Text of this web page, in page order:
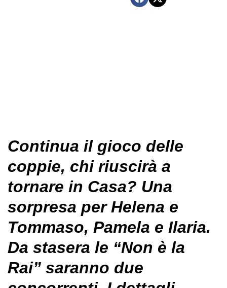
Continua il gioco delle
coppie, chi riuscirà a
tornare in Casa? Una
sorpresa per Helena e
Tommaso, Pamela e Ilaria.
Da stasera le “Non è la
Rai” saranno due